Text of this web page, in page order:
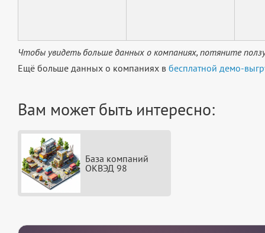
Чтобы увидеть больше данных о компаниях, потяните
Ещё больше данных о компаниях в бесплатной демо-
Вам может быть интересно:
База компаний
ОКВЭД 98